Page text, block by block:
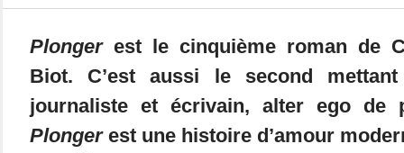
Plongerest le cinquième roman de
Biot. C’est aussi le second
journaliste et écrivain, alter ego de
Plongerest une histoire d’amour